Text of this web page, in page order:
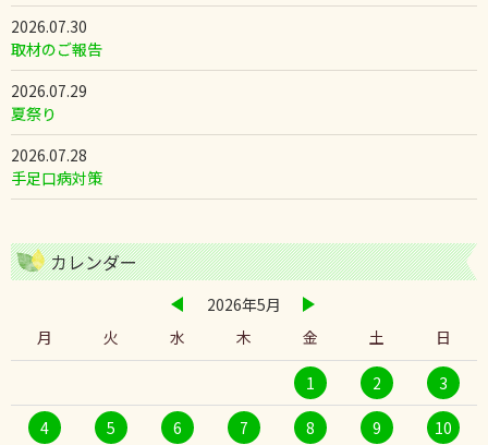
2026.07.30
取材のご報告
2026.07.29
夏祭り
2026.07.28
手足口病対策
カレンダー
2026年5月
月
火 水 木 金 土 日
1 2 3
4 5 6 7 8 9 10